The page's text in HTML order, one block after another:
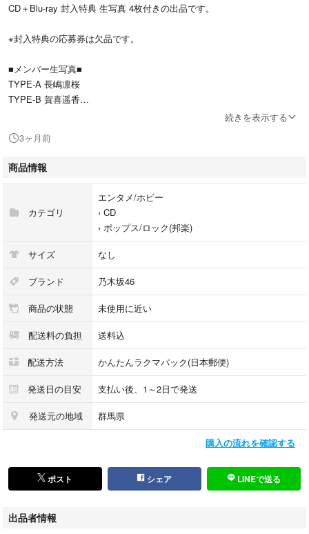
CD＋Blu-ray 封入特典 生写真 4枚付きの出品です。
※封入特典の応募券は欠品です。
■メンバー生写真■
TYPE-A 長嶋凛桜
TYPE-B 賀喜遥香
帯あり・シュリンクありの状態です。
応募券以外の封入されていた特典は全てお付けします。
ディスクは1度だけの再生なので美品かと思いますが、開封品ですので状
態に神経質な方はご遠慮下さい。CDケースは割れやすいのでプチプチを2
重巻き梱包して発送しています。
日本郵便 ゆうパケット（匿名配送）で発送いたします。
#乃木坂46
#最後に階段を駆け上がったのはいつだ？
#生写真
#長嶋凛桜
#大越ひなの
5.03-4
続きを表示する
3ヶ月前
商品情報
カテゴリ
エンタメ/ホビー
› CD
› ポップス/ロック(邦楽)
サイズ なし
ブランド 乃木坂46
商品の状態 未使用に近い
配送料の負担 送料込
配送方法 かんたんラクマパック(日本郵便)
発送日の目安 支払い後、1～2日で発送
発送元の地域 群馬県
購入の流れを確認する
ポスト シェア LINEで送る
出品者情報